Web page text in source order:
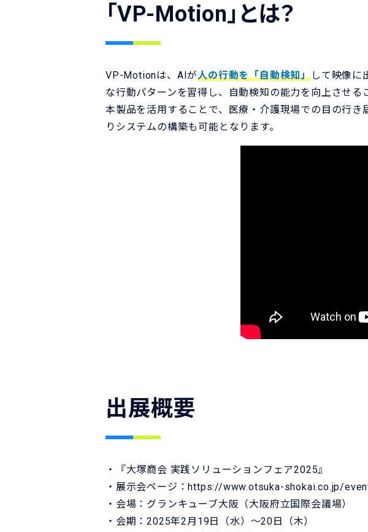
「VP-Motion」とは？
VP-Motionは、AIが人の行動を「自動検知」して映像に
な行動パターンを習得し、自動検知の能力を向上させる
本製品を活用することで、医療・介護現場での目の行
りシステムの構築も可能となります。
出展概要
・『大塚商会 実践ソリューションフェア2025』
・展示会ページ：https://www.otsuka-shokai.co.jp/
・会場：グランキューブ大阪（大阪府立国際会議場）
・会期：2025年2月19日（水）～20日（木）